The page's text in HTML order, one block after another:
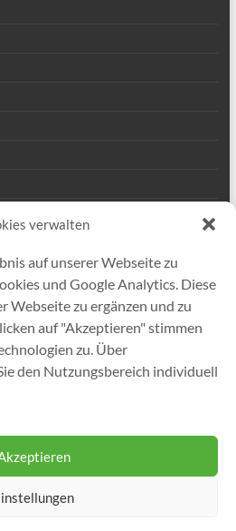
verwalten
auf unserer Webseite zu
und Google Analytics. Diese
Webseite zu ergänzen und zu
auf "Akzeptieren" stimmen
zu. Über
den Nutzungsbereich individuell
GmbH